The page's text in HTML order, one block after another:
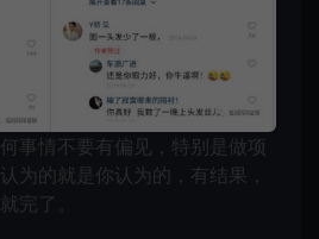
事情不要有偏见，特别是做项
为的就是你认为的，有结果，
完了。